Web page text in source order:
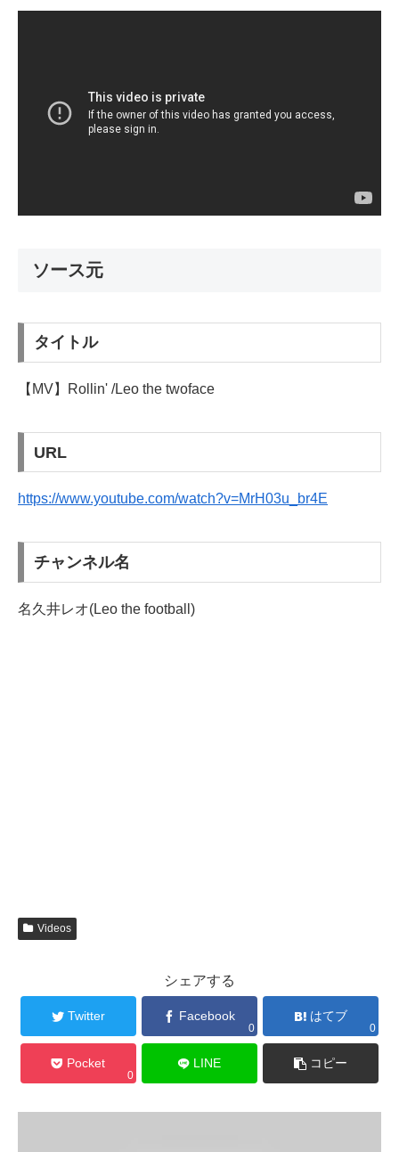
ソース元
タイトル
【MV】Rollin' /Leo the twoface
URL
https://www.youtube.com/watch?v=MrH03u_br4E
チャンネル名
名久井レオ(Leo the football)
Videos
シェアする
Twitter Facebook
0
はてブ
0
Pocket
0
LINE コピー